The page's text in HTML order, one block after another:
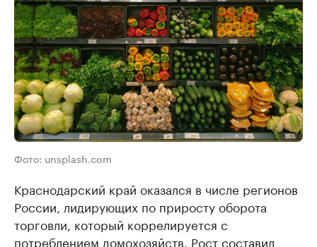
Фото: unsplash.com
Краснодарский край оказался в числе регионов
России, лидирующих по приросту оборота
торговли, который коррелируется с
потреблением домохозяйств. Рост составил